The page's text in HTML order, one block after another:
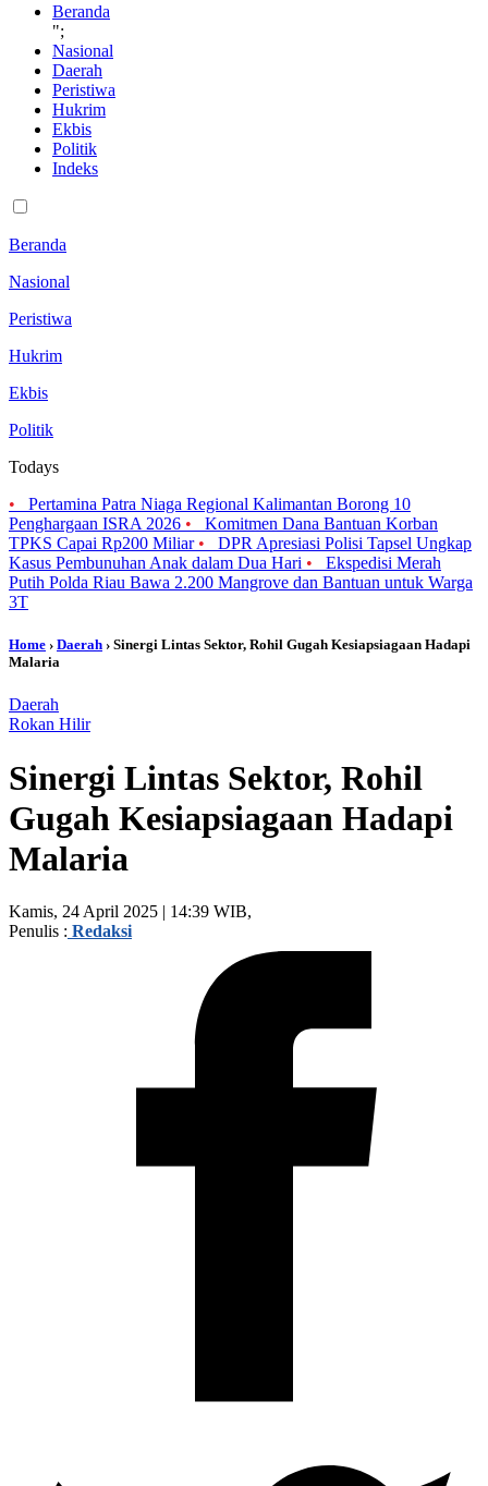
Beranda
";
Nasional
Daerah
Peristiwa
Hukrim
Ekbis
Politik
Indeks
Beranda
Nasional
Peristiwa
Hukrim
Ekbis
Politik
Todays
•
Pertamina Patra Niaga Regional Kalimantan Borong 10
Penghargaan ISRA 2026 •
Komitmen Dana Bantuan Korban
TPKS Capai Rp200 Miliar •
DPR Apresiasi Polisi Tapsel Ungkap
Kasus Pembunuhan Anak dalam Dua Hari •
Ekspedisi Merah
Putih Polda Riau Bawa 2.200 Mangrove dan Bantuan untuk Warga
3T
Home › Daerah › Sinergi Lintas Sektor, Rohil Gugah Kesiapsiagaan Hadapi
Malaria
Daerah
Rokan Hilir
Sinergi Lintas Sektor, Rohil
Gugah Kesiapsiagaan Hadapi
Malaria
Kamis, 24 April 2025 | 14:39 WIB,
Penulis : Redaksi